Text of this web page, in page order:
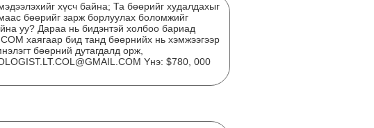
хүсч байна; Та бөөрийг худалдахыг
бөөрийг зарж борлуулах боломжийг
уу? Дараа нь бидэнтэй холбоо бариад
хаягаар бид танд бөөрнийх нь хэмжээгээр
бөөрний дутагдалд орж,
Yнэ: $780, 000